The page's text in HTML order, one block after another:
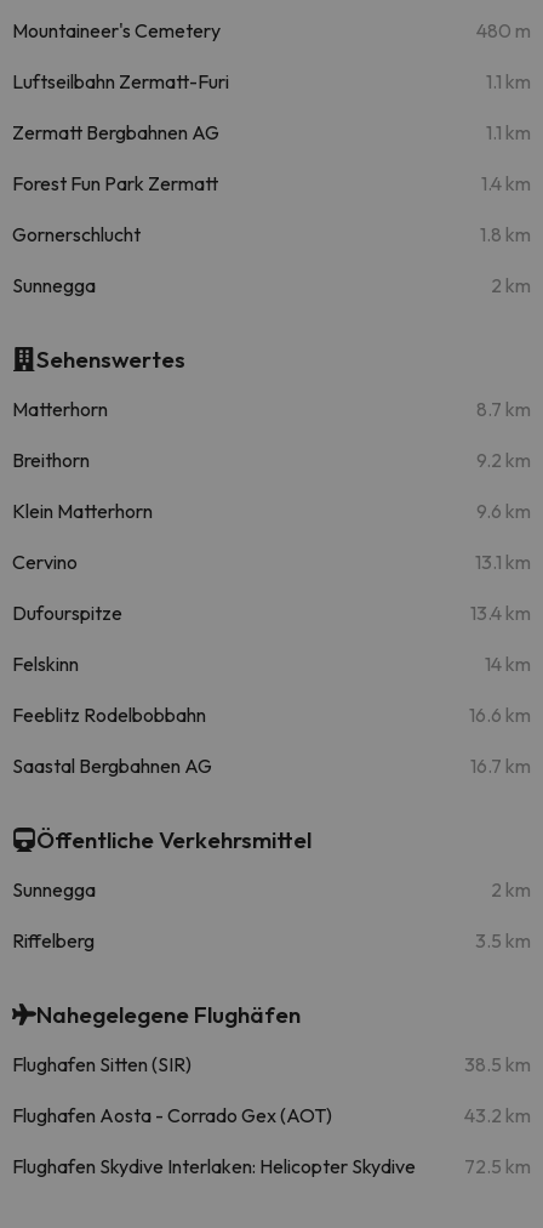
Mountaineer's Cemetery 480 m
Luftseilbahn Zermatt-Furi 1.1 km
Zermatt Bergbahnen AG 1.1 km
Forest Fun Park Zermatt 1.4 km
Gornerschlucht 1.8 km
Sunnegga 2 km
Sehenswertes
Matterhorn 8.7 km
Breithorn 9.2 km
Klein Matterhorn 9.6 km
Cervino 13.1 km
Dufourspitze 13.4 km
Felskinn 14 km
Feeblitz Rodelbobbahn 16.6 km
Saastal Bergbahnen AG 16.7 km
Öffentliche Verkehrsmittel
Sunnegga 2 km
Riffelberg 3.5 km
Nahegelegene Flughäfen
Flughafen Sitten (SIR) 38.5 km
Flughafen Aosta - Corrado Gex (AOT) 43.2 km
Flughafen Skydive Interlaken: Helicopter Skydive 72.5 km